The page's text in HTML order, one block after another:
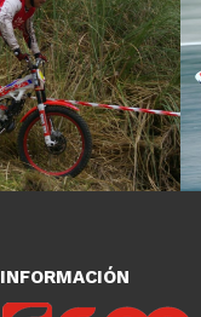
INFORMACIÓN